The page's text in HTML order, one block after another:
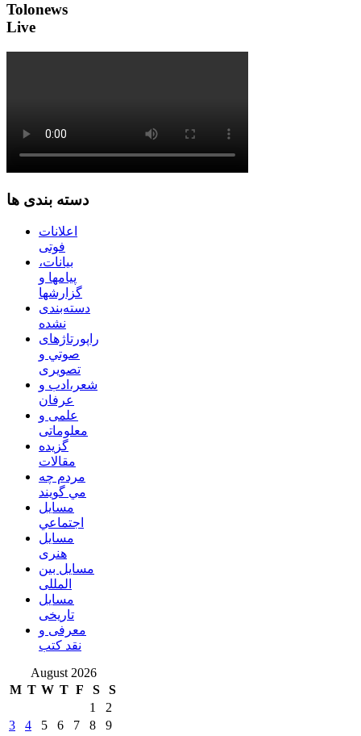
Tolonews
Live
دسته بندی ها
اعلانات
فوتی
بیانات،
پیامها و
گزارشها
دسته‌بندی
نشده
راپورتاژهای
صوتي و
تصويری
شعر،ادب و
عرفان
علمی و
معلوماتی
گزیده
مقالات
مردم چه
مي گويند
مسايل
اجتماعي
مسايل
هنری
مسایل بین
المللی
مسایل
تاریخی
معرفی و
نقد کتب
August 2026
M T W T F S
S
1
2
3
4 5 6 7 8 9